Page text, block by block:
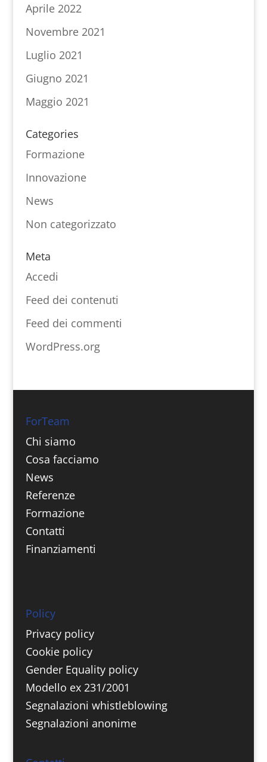
Aprile 2022
Novembre 2021
Luglio 2021
Giugno 2021
Maggio 2021
Categories
Formazione
Innovazione
News
Non categorizzato
Meta
Accedi
Feed dei contenuti
Feed dei commenti
WordPress.org
ForTeam
Chi siamo
Cosa facciamo
News
Referenze
Formazione
Contatti
Finanziamenti
Policy
Privacy policy
Cookie policy
Gender Equality policy
Modello ex 231/2001
Segnalazioni whistleblowing
Segnalazioni anonime